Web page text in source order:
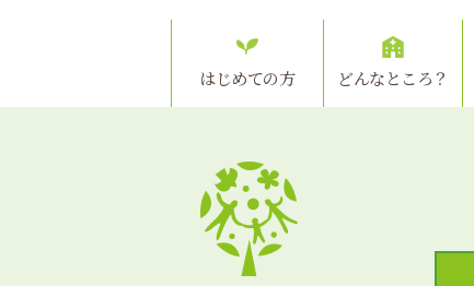
はじめての方 どんなところ？